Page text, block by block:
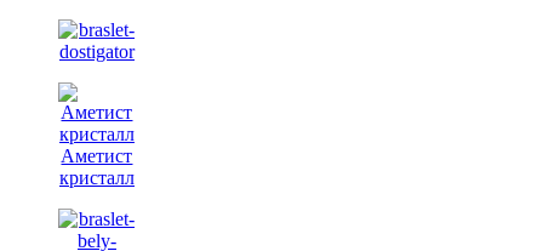
Аметист
кристалл